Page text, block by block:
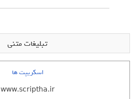
تبلیغات متنی
اسکریپت ها
www.scriptha.ir